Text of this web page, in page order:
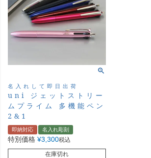
名入れして即日出荷
uni ジェットストリー
ムプライム 多機能ペン
2&1
即納対応 名入れ彫刻
特別価格 ¥3,300税込
在庫切れ